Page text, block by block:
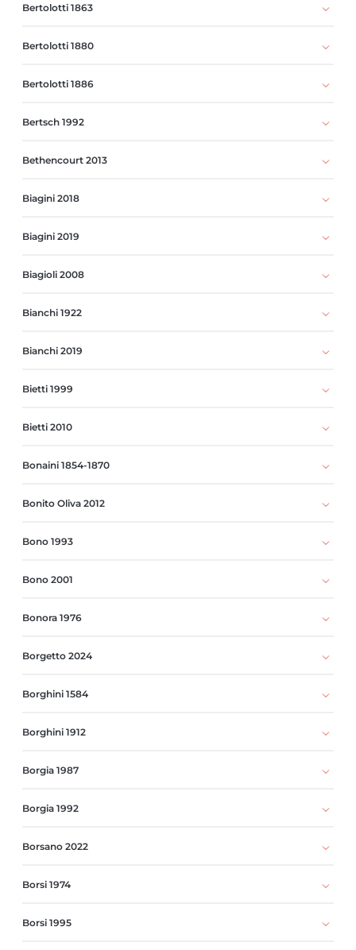
Bertolotti 1863
Bertolotti 1880
Bertolotti 1886
Bertsch 1992
Bethencourt 2013
Biagini 2018
Biagini 2019
Biagioli 2008
Bianchi 1922
Bianchi 2019
Bietti 1999
Bietti 2010
Bonaini 1854-1870
Bonito Oliva 2012
Bono 1993
Bono 2001
Bonora 1976
Borgetto 2024
Borghini 1584
Borghini 1912
Borgia 1987
Borgia 1992
Borsano 2022
Borsi 1974
Borsi 1995